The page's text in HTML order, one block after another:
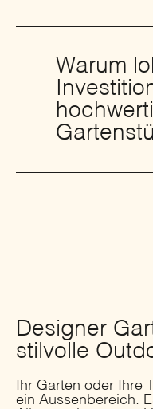
Warum
Designer
stilvolle
Ihr Garten oder Ihre
ein Aussenbereich.